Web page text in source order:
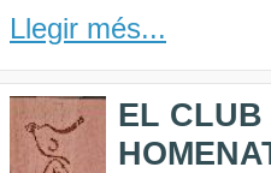
Llegir més...
EL CLUB